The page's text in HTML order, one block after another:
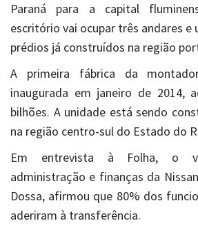
Paraná para a capital
escritório vai ocupar três andares e
prédios já construídos na região
A primeira fábrica da
inaugurada em janeiro de 2014,
bilhões. A unidade está sendo
na região centro-sul do Estado do
Em entrevista à Folha, o
administração e finanças da
Dossa, afirmou que 80% dos
aderiram à transferência.